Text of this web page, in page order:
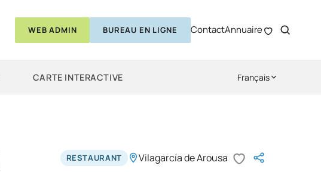
WEB ADMIN BUREAU EN LIGNE ContactAnnuaire
CARTE INTERACTIVE Français
RESTAURANT Vilagarcía de Arousa